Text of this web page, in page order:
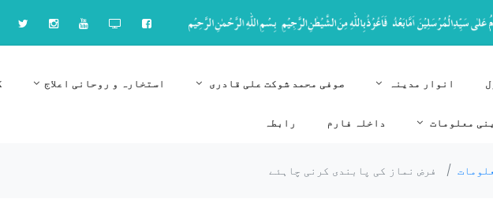
انوار مدینہ صوفی محمد شوکت علی قادری استخارہ و روحانی اعلاج
معلومات داخلہ فارم رابطہ
/ فرض نماز کی پابندی کرنی چاہئے